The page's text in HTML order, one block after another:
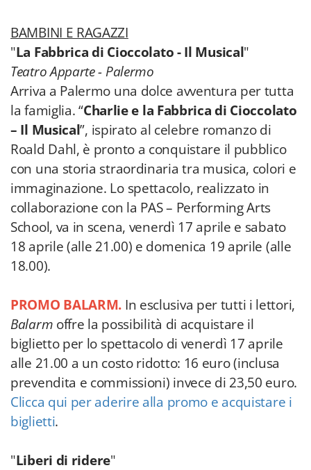
BAMBINI E RAGAZZI
"La Fabbrica di Cioccolato - Il Musical"
Teatro Apparte - Palermo
Arriva a Palermo una dolce avventura per tutta
la famiglia. “Charlie e la Fabbrica di Cioccolato
– Il Musical”, ispirato al celebre romanzo di
Roald Dahl, è pronto a conquistare il pubblico
con una storia straordinaria tra musica, colori e
immaginazione. Lo spettacolo, realizzato in
collaborazione con la PAS – Performing Arts
School, va in scena, venerdì 17 aprile e sabato
18 aprile (alle 21.00) e domenica 19 aprile (alle
18.00).
PROMO BALARM. In esclusiva per tutti i lettori,
Balarm offre la possibilità di acquistare il
biglietto per lo spettacolo di venerdì 17 aprile
alle 21.00 a un costo ridotto: 16 euro (inclusa
prevendita e commissioni) invece di 23,50 euro.
Clicca qui per aderire alla promo e acquistare i
biglietti.
"Liberi di ridere"